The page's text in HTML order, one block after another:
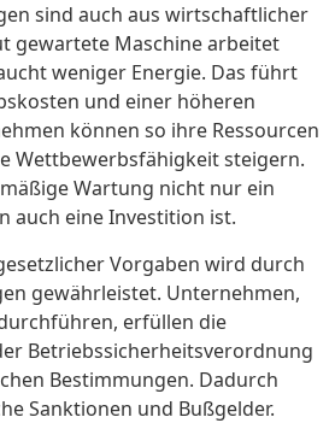
sind auch aus wirtschaftlicher
gewartete Maschine arbeitet
weniger Energie. Das führt
und einer höheren
können so ihre Ressourcen
Wettbewerbsfähigkeit steigern.
Wartung nicht nur ein
auch eine Investition ist.
Vorgaben wird durch
gewährleistet. Unternehmen,
erfüllen die
Betriebssicherheitsverordnung
Bestimmungen. Dadurch
Sanktionen und Bußgelder.